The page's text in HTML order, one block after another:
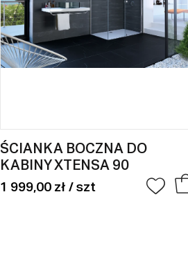
ŚCIANKA BOCZNA DO
KABINY XTENSA 90
1 999,00 zł / szt